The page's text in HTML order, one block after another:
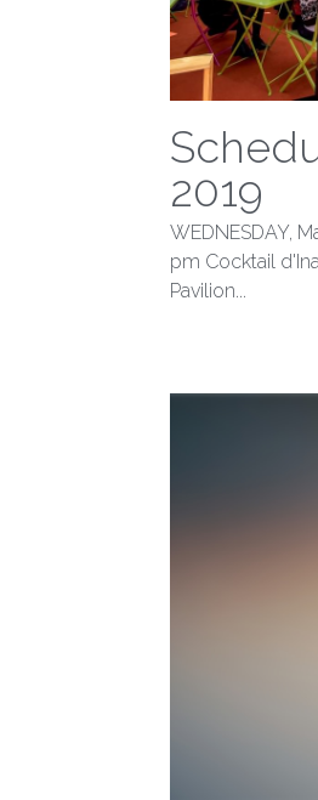
2019
WEDNESDAY,
pm Cocktail
Pavilion...